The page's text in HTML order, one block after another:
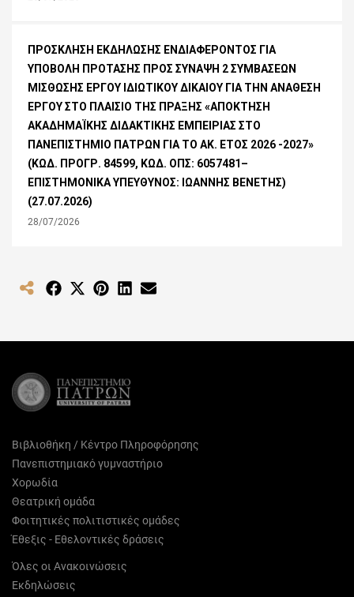
ΠΡΟΣΚΛΗΣΗ ΕΚΔΗΛΩΣΗΣ ΕΝΔΙΑΦΕΡΟΝΤΟΣ ΓΙΑ
ΥΠΟΒΟΛΗ ΠΡΟΤΑΣΗΣ ΠΡΟΣ ΣΥΝΑΨΗ 2 ΣΥΜΒΑΣΕΩΝ
ΜΙΣΘΩΣΗΣ ΕΡΓΟΥ ΙΔΙΩΤΙΚΟΥ ΔΙΚΑΙΟΥ ΓΙΑ ΤΗΝ ΑΝΑΘΕΣΗ
ΕΡΓΟΥ ΣΤΟ ΠΛΑΙΣΙΟ ΤΗΣ ΠΡΑΞΗΣ «ΑΠΟΚΤΗΣΗ
ΑΚΑΔΗΜΑΪΚΗΣ ΔΙΔΑΚΤΙΚΗΣ ΕΜΠΕΙΡΙΑΣ ΣΤΟ
ΠΑΝΕΠΙΣΤΗΜΙΟ ΠΑΤΡΩΝ ΓΙΑ ΤΟ ΑΚ. ΕΤΟΣ 2026 -2027»
(ΚΩΔ. ΠΡΟΓΡ. 84599, ΚΩΔ. ΟΠΣ: 6057481–
ΕΠΙΣΤΗΜΟΝΙΚΑ ΥΠΕΥΘΥΝΟΣ: ΙΩΑΝΝΗΣ ΒΕΝΕΤΗΣ)
(27.07.2026)
28/07/2026
Share Share
(Twitter)
Share Share
Βιβλιοθήκη / Κέντρο Πληροφόρησης
Πανεπιστημιακό γυμναστήριο
Χορωδία
Θεατρική ομάδα
Φοιτητικές πολιτιστικές ομάδες
Έθεξις - Εθελοντικές δράσεις
Όλες οι Ανακοινώσεις
Εκδηλώσεις